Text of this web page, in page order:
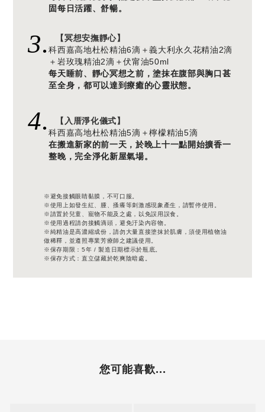
固每日活躍、舒暢。
3.
【冥想安撫靜心】
科西嘉高地杜松精油6滴＋義大利永久花精油2滴
＋岩玫瑰精油2滴＋伏甯油50ml
每天睡前、靜心冥想之前，塗抹在腹部與胸口甚
至全身，都可以達到療癒的心靈狀態。
4.
【入厝淨化儀式】
科西嘉高地杜松精油5滴＋檸檬精油5滴
在搬進新家的前一天，於晚上十一點開始擴香一
整晚，完全淨化新屋氣場。
※避免接觸眼睛黏膜，不可口服。
※使用上如發生紅、腫、搔癢等刺激感現象產生，請暫停使用。
※請置於兒童、寵物不能及之處，以免誤用誤食。
※使用過程請勿接觸滴頭，避免汙染內容物。
※純精油是高濃縮成份，請勿大量直接塗抹於肌膚，須使用植物油
做稀釋，並遵照專業芳療師之建議使用。
※保存期限：5年 / 製造日期標示於瓶底。
※保存方式：直立儲藏於乾爽陰暗處。
您可能喜歡...